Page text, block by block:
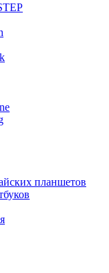
планшетов